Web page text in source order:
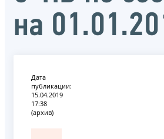
на
Дата
публикации:
15.04.2019
17:38
(архив)